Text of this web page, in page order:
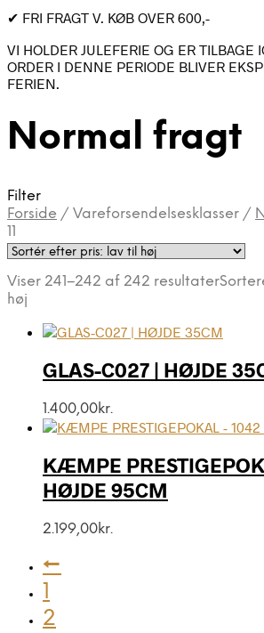
✔ FRI FRAGT V. KØB OVER 600,-
VI HOLDER JULEFERIE OG ER TILBAGE
ORDER I DENNE PERIODE BLIVER
FERIEN.
Normal fragt
Filter
Forside / Vareforsendelsesklasser /
11
Viser 241–242 af 242 resultater
høj
GLAS-C027 | HØJDE
1.400,00kr.
KÆMPE
HØJDE 95CM
2.199,00kr.
←
1
2